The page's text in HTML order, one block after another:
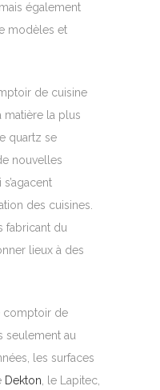
également
modèles et
de cuisine
matière la plus
quartz se
nouvelles
des cuisines.
fabricant du
lieux à des
comptoir de
seulement au
les surfaces
Dekton , le Lapitec,